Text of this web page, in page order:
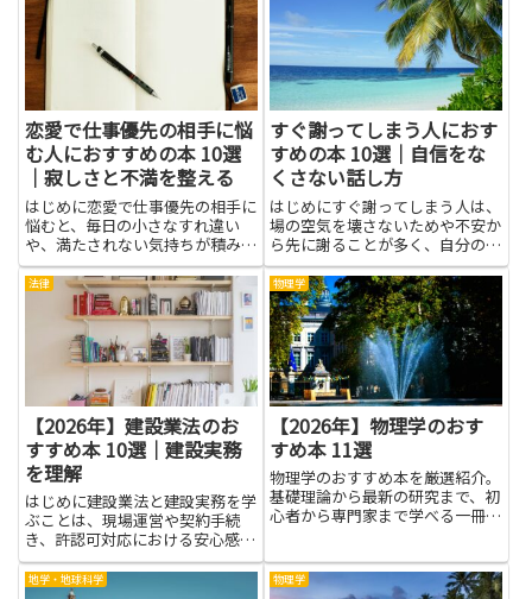
ビジネスの方向性を客観的に評価
でき、リスクの把握や管理に役立
ちます。本記事で紹介する本
は、...
タージュ、歴史書などジャンルご
と...
恋愛で仕事優先の相手に悩
む人におすすめの本 10選
｜寂しさと不満を整える
はじめに恋愛で仕事優先の相手に
悩むと、毎日の小さなすれ違い
や、満たされない気持ちが積み重
なっていきます。寂しさや不満は
感情だけで終わらせると、自己評
価の低下やコミュニケーションの
悪循環につながりやすいです。本
を通じて学べば、感情の整え方や
すぐ謝ってしまう人におす
すめの本 10選｜自信をな
くさない話し方
はじめにすぐ謝ってしまう人は、
場の空気を壊さないためや不安か
ら先に謝ることが多く、自分の意
見や感情を後回しにしがちです。
本記事で紹介する本を読むこと
で、なぜ謝りやすいのかを理解
し、自己認識を高める手がかりが
得られます。自信をなくさない話
し方...
法律
【2026年】建設業法のお
すすめ本 10選｜建設実務
を理解
はじめに建設業法と建設実務を学
ぶことは、現場運営や契約手続
き、許認可対応における安心感を
生みます。法令の基本や実務上の
ポイントを押さえることで、トラ
物理学
【2026年】物理学のおす
すめ本 11選
物理学のおすすめ本を厳選紹介。
基礎理論から最新の研究まで、初
心者から専門家まで学べる一冊が
地学・地球科学 物理学